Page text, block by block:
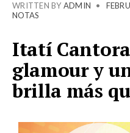
WRITTEN BY ADMIN •
NOTAS
Itatí
glamour y
brilla más